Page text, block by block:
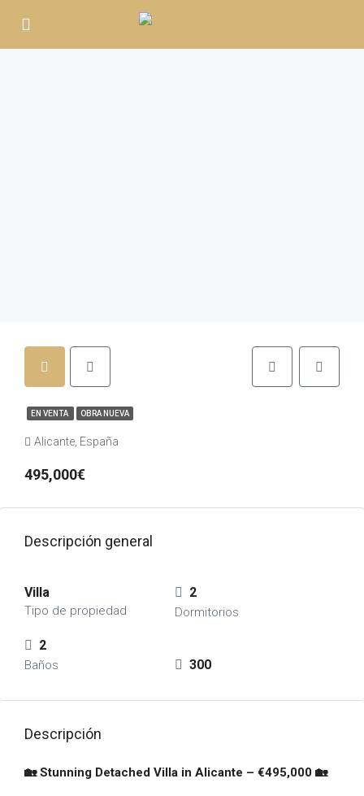
EN VENTA OBRA NUEVA
Alicante, España
495,000€
Descripción general
Villa
Tipo de propiedad
2
Dormitorios
2
Baños 300
Descripción
🏡 Stunning Detached Villa in Alicante – €495,000 🏡